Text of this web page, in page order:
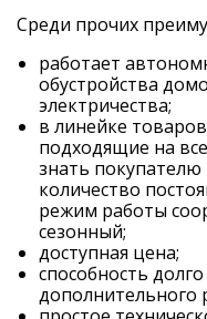
Среди прочих
работает
обустройства
электричества;
в линейке
подходящие на
знать
количество
режим работы
сезонный;
доступная цена;
способность
дополнительного